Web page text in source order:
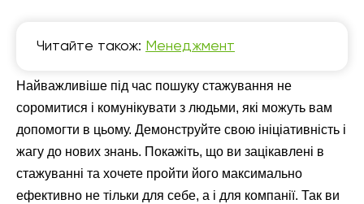
Читайте також: Менеджмент
Найважливіше під час пошуку стажування не
соромитися і комунікувати з людьми, які можуть вам
допомогти в цьому. Демонструйте свою ініціативність і
жагу до нових знань. Покажіть, що ви зацікавлені в
стажуванні та хочете пройти його максимально
ефективно не тільки для себе, а і для компанії. Так ви